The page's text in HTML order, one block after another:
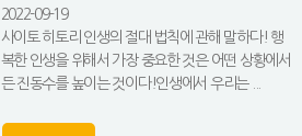
2022-09-19
사이토 히토리 인생의 절대 법칙에 관해 말하다! 행
복한 인생을 위해서 가장 중요한 것은 어떤 상황에서
든 진동수를 높이는 것이다!인생에서 우리는 ...